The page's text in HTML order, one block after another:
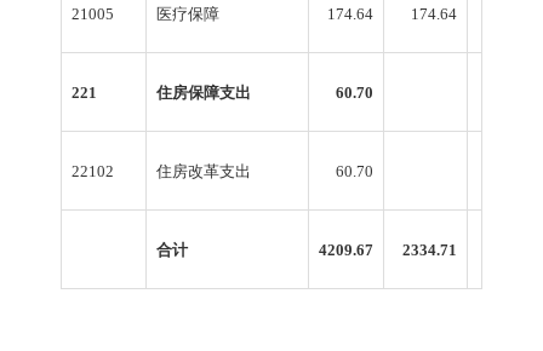
21005 医疗保障 174.64 174.64
221 住房保障支出 60.70
22102 住房改革支出 60.70
合计 4209.67 2334.71